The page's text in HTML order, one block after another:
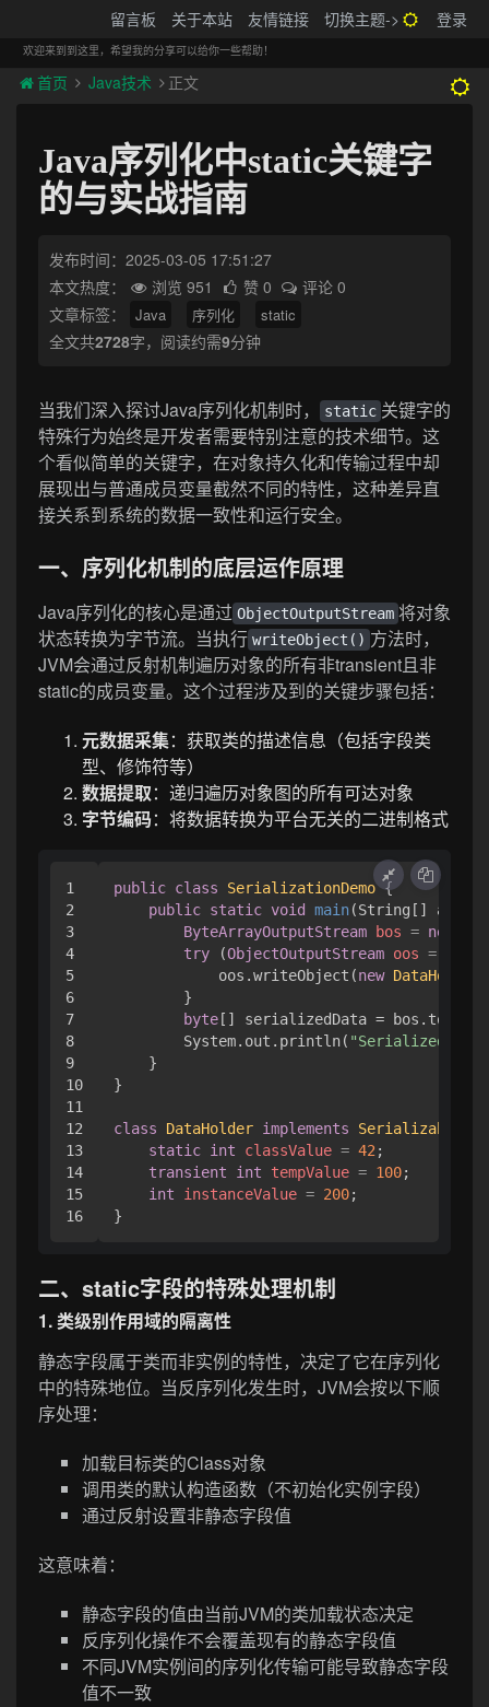
留言板 关于本站 友情链接 切换主题-> 登录
欢迎来到到这里，希望我的分享可以给你一些帮助！
首页 Java技术 正文
Java序列化中static关键字
的与实战指南
发布时间：2025-03-05 17:51:27
本文热度：
浏览 951 赞 0
评论 0
文章标签：
Java 序列化 static
全文共2728字，阅读约需9分钟
当我们深入探讨Java序列化机制时， static 关键字的
特殊行为始终是开发者需要特别注意的技术细节。这
个看似简单的关键字，在对象持久化和传输过程中却
展现出与普通成员变量截然不同的特性，这种差异直
接关系到系统的数据一致性和运行安全。
一、序列化机制的底层运作原理
Java序列化的核心是通过 ObjectOutputStream 将对象
状态转换为字节流。当执行 writeObject() 方法时，
JVM会通过反射机制遍历对象的所有非transient且非
static的成员变量。这个过程涉及到的关键步骤包括：
元数据采集：获取类的描述信息（包括字段类
型、修饰符等）
数据提取：递归遍历对象图的所有可达对象
字节编码：将数据转换为平台无关的二进制格式
1
2
3
4
5
6
7
8
9
10
11
12
13
14
15
public class SerializationDemo {
public static void main(String[] args)
ByteArrayOutputStream bos = new
try (ObjectOutputStream oos =
            oos.writeObject(
new DataHolder
        }
byte[] serializedData =
        System.out.println(
"Serialized
    }
}
class DataHolder implements Serializable
static int classValue = 42 ;
transient
int tempValue = 100;
int
instanceValue = 200;
二、static字段的特殊处理机制
1. 类级别作用域的隔离性
静态字段属于类而非实例的特性，决定了它在序列化
中的特殊地位。当反序列化发生时，JVM会按以下顺
序处理：
加载目标类的Class对象
调用类的默认构造函数（不初始化实例字段）
通过反射设置非静态字段值
这意味着：
静态字段的值由当前JVM的类加载状态决定
反序列化操作不会覆盖现有的静态字段值
不同JVM实例间的序列化传输可能导致静态字段
值不一致